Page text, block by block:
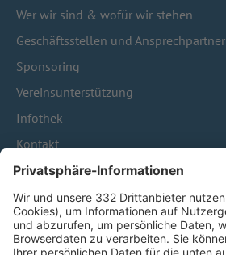
Wer wir sind & wofür wir stehen
Geschäftsstellen und Ansprechpartner
Sponsoring
Vereinsunterstützung
Infothek
Kontakt
HÄUFIG BESUCHTE SEITEN
Pässe und Vereinswechsel
Trainerausbildung